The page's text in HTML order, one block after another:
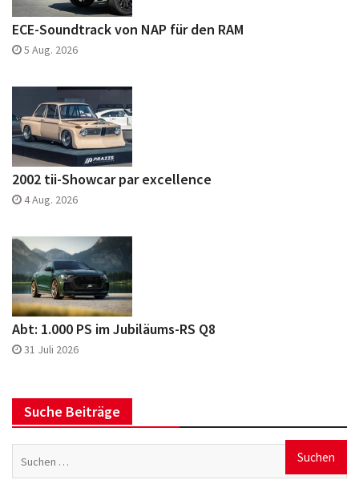
ECE-Soundtrack von NAP für den RAM
5 Aug. 2026
2002 tii-Showcar par excellence
4 Aug. 2026
Abt: 1.000 PS im Jubiläums-RS Q8
31 Juli 2026
Suche Beiträge
Suchen
nach: